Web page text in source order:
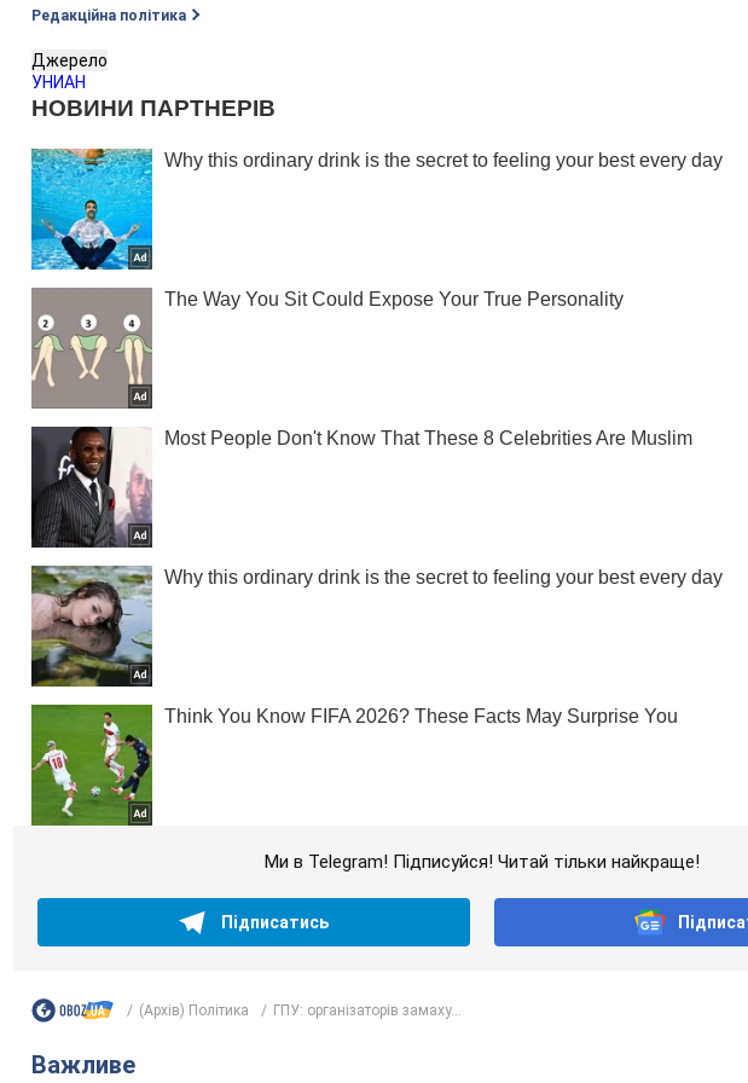
Редакційна політика
Джерело
УНИАН
Ми в Telegram! Підписуйся! Читай тільки найкраще!
Підписатись
(Архів) Політика ГПУ: організаторів замаху...
Важливе